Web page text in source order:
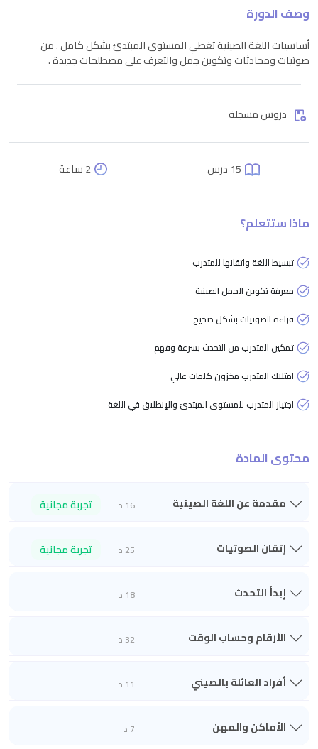
وصف الدورة
أساسيات اللغة الصينية تغطي المستوى المبتدئ بشكل كامل . من
صوتيات ومحادثات وتكوين جمل والتعرف على مصطلحات جديدة .
دروس مسجلة
15 درس 2 ساعة
ماذا ستتعلم؟
تبسيط اللغة واتقانها للمتدرب
معرفة تكوين الجمل الصينية
قراءة الصوتيات بشكل صحيح
تمكين المتدرب من التحدث بسرعة وفهم
امتلاك المتدرب مخزون كلمات عالي
اجتياز المتدرب للمستوى المبتدئ والإنطلاق في اللغة
محتوى المادة
مقدمة عن اللغة الصينية 16 د تجربة مجانية
إتقان الصوتيات 25 د تجربة مجانية
إبدأ التحدث 18 د
الأرقام وحساب الوقت 32 د
أفراد العائلة بالصيني 11 د
الأماكن والمهن 7 د